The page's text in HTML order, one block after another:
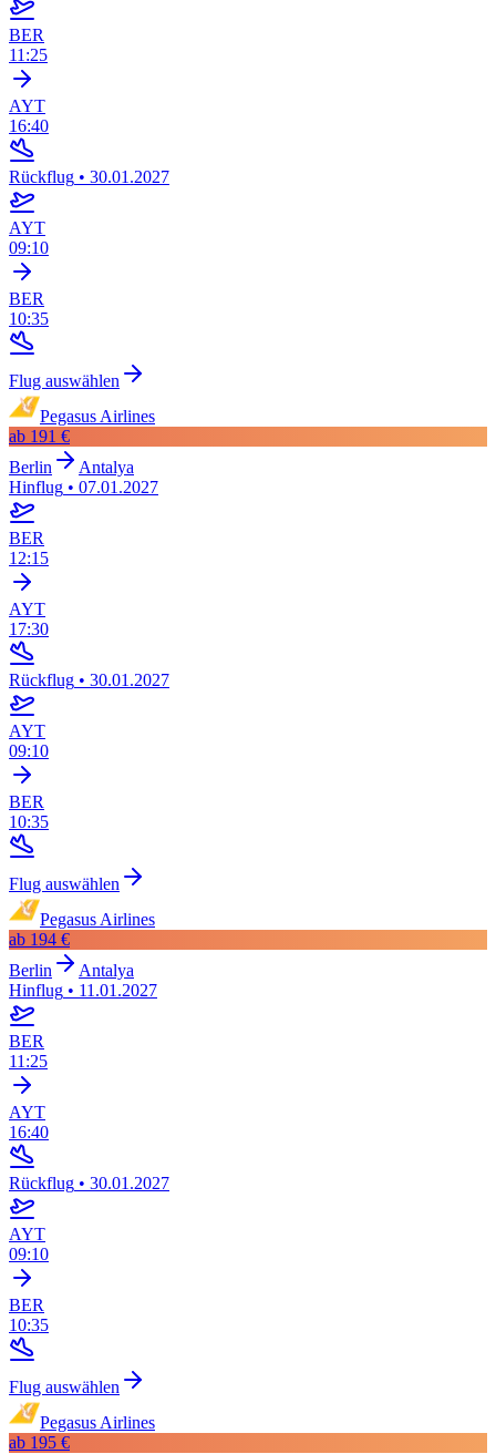
BER
11:25
AYT
16:40
Rückflug • 30.01.2027
AYT
09:10
BER
10:35
Flug auswählen
Pegasus Airlines
ab 191 €
Berlin
Antalya
Hinflug • 07.01.2027
BER
12:15
AYT
17:30
Rückflug • 30.01.2027
AYT
09:10
BER
10:35
Flug auswählen
Pegasus Airlines
ab 194 €
Berlin
Antalya
Hinflug • 11.01.2027
BER
11:25
AYT
16:40
Rückflug • 30.01.2027
AYT
09:10
BER
10:35
Flug auswählen
Pegasus Airlines
ab 195 €